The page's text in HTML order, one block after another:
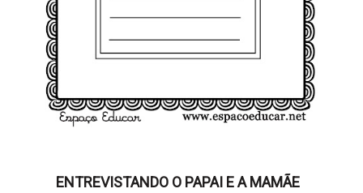
ENTREVISTANDO O PAPAI E A MAMÃE